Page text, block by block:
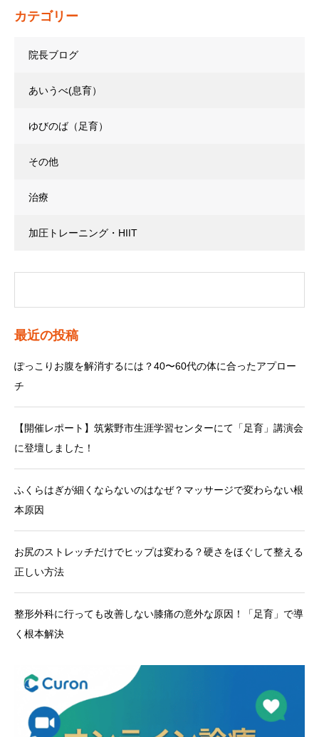
カテゴリー
院長ブログ
あいうべ(息育）
ゆびのば（足育）
その他
治療
加圧トレーニング・HIIT
最近の投稿
ぽっこりお腹を解消するには？40〜60代の体に合ったアプロー
チ
【開催レポート】筑紫野市生涯学習センターにて「足育」講演会
に登壇しました！
ふくらはぎが細くならないのはなぜ？マッサージで変わらない根
本原因
お尻のストレッチだけでヒップは変わる？硬さをほぐして整える
正しい方法
整形外科に行っても改善しない膝痛の意外な原因！「足育」で導
く根本解決